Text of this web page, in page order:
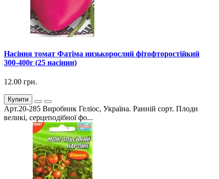
Насіння томат Фатіма низькорослий фітофторостійкий
300-400г (25 насінин)
12.00 грн.
Купити
Арт.20-285 Виробник Геліос, Україна. Ранній сорт. Плоди
великі, серцеподібної фо...